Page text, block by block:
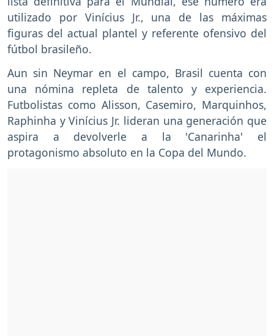
utilizado por Vinícius Jr., una de las máximas
figuras del actual plantel y referente ofensivo del
fútbol brasileño.
Aun sin Neymar en el campo, Brasil cuenta con
una nómina repleta de talento y experiencia.
Futbolistas como Alisson, Casemiro, Marquinhos,
Raphinha y Vinícius Jr. lideran una generación que
aspira a devolverle a la 'Canarinha' el
protagonismo absoluto en la Copa del Mundo.